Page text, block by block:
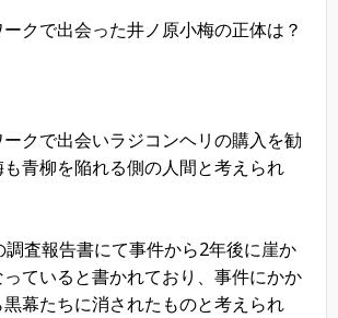
クで出会った井ノ原小梅の正体は？
クで出会いラジコンヘリの購入を勧
青柳を陥れる側の人間と考えられ
調査報告書にて事件から2年後に崖か
ていると書かれており、事件にかか
幕たちに消されたものと考えられ